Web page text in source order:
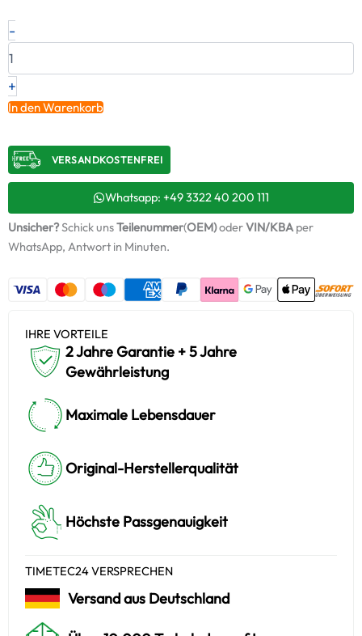
-
Neuer
Original
ROMEO
2.2
D
–
71797459
/
+
Montagesatz
Menge
+
In den Warenkorb
VERSANDKOSTENFREI​
Whatsapp: +49 3322 40 200 111
Unsicher?Schick unsTeilenummer(OEM)oderVIN/KBAper
WhatsApp, Antwort in Minuten.
IHRE VORTEILE
2 Jahre Garantie + 5 Jahre
Gewährleistung
Maximale Lebensdauer
Original-Herstellerqualität
Höchste Passgenauigkeit
TIMETEC24 VERSPRECHEN
Versand aus Deutschland